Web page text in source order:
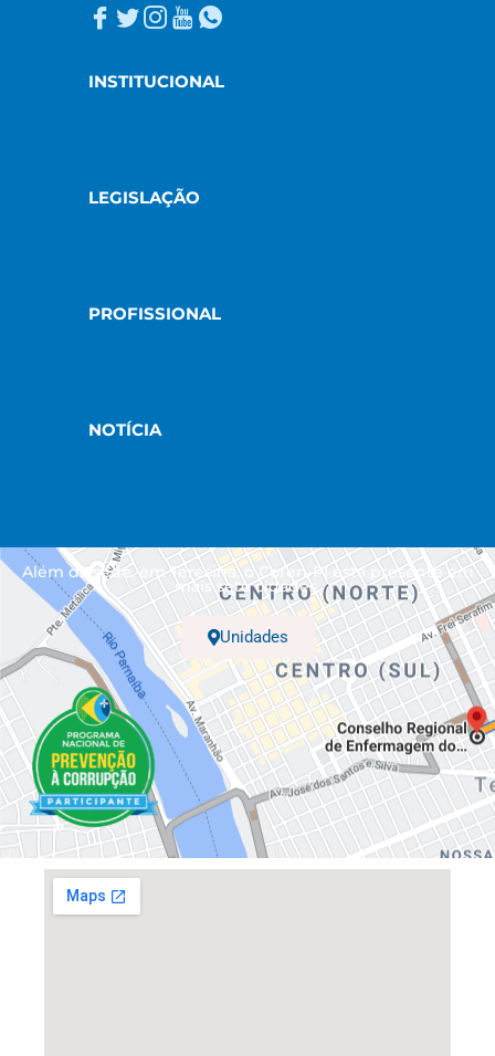
INSTITUCIONAL
LEGISLAÇÃO
PROFISSIONAL
NOTÍCIA
Além da sede, em Teresina, o Coren-PI está presente em
mais sete cidades.
Unidades